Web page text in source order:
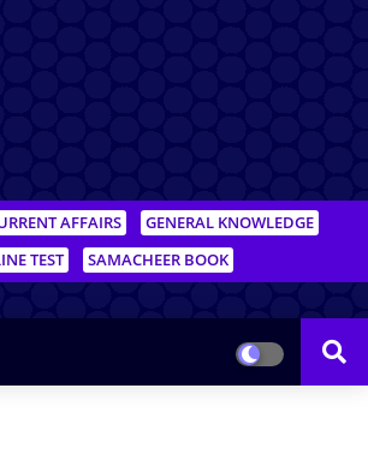
AFFAIRS
GENERAL KNOWLEDGE
TEST
SAMACHEER BOOK